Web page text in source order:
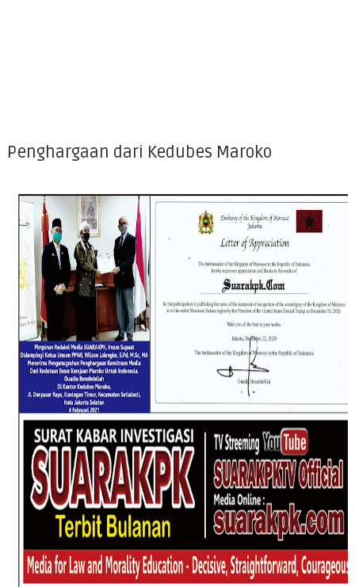
Penghargaan dari Kedubes Maroko